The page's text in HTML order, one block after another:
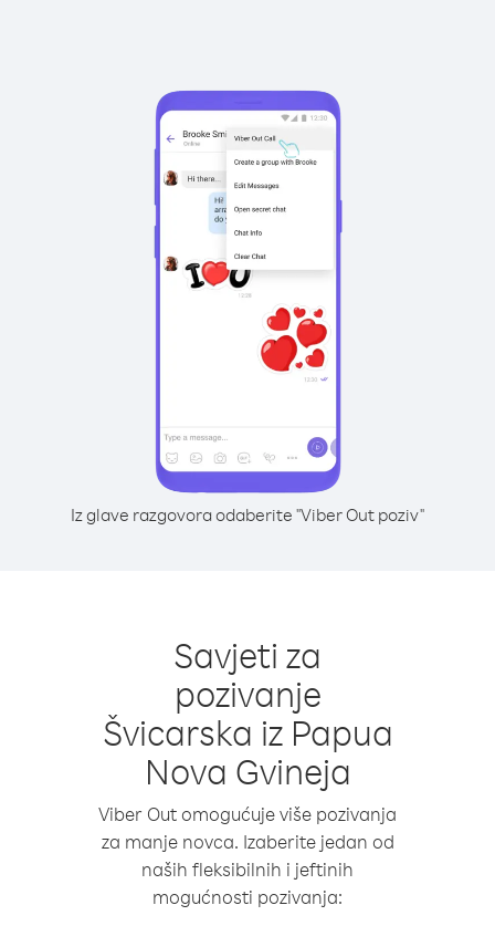
Iz glave razgovora odaberite "Viber Out poziv"
Savjeti za
pozivanje
Švicarska iz Papua
Nova Gvineja
Viber Out omogućuje više pozivanja
za manje novca. Izaberite jedan od
naših fleksibilnih i jeftinih
mogućnosti pozivanja: